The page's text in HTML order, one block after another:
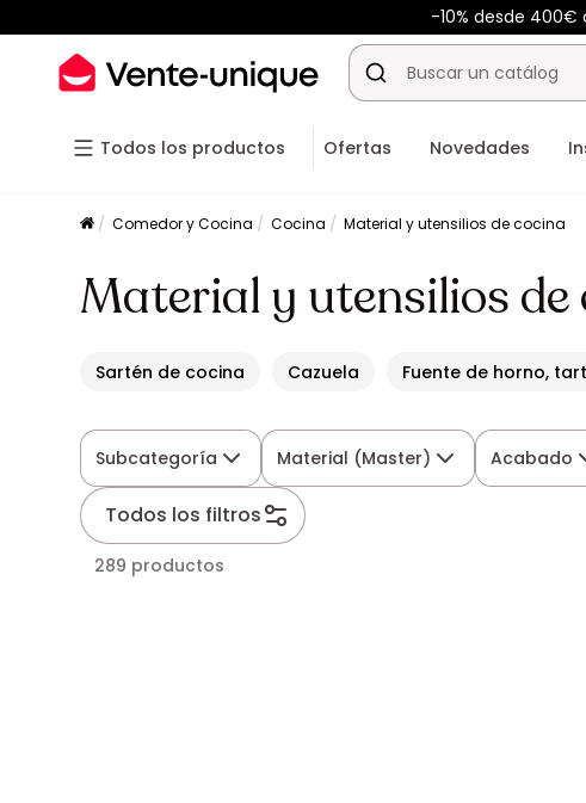
-10% desde 400€
Todos los productos Ofertas Novedades
Comedor y Cocina Cocina Material y utensilios de cocina
Material y utensilios de
Sartén de cocina Cazuela Fuente de horno,
Subcategoría Material (Master) Acabado
Todos los filtros
289 productos